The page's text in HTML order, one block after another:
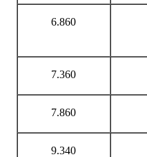
6.860
7.360
7.860
9.340